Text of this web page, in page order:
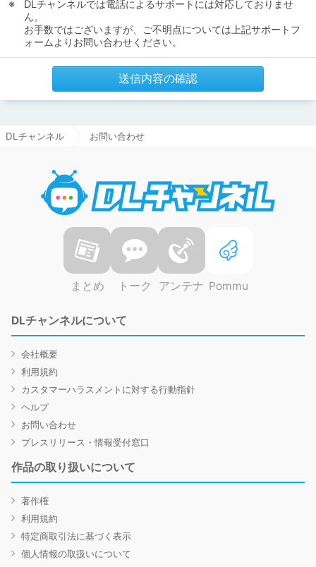
DLチャンネルでは電話によるサポートには対応しておりませ
ん。
お手数ではございますが、ご不明点については上記サポートフ
ォームよりお問い合わせください。
送信内容の確認
DLチャンネル お問い合わせ
まとめ トーク アンテナ Pommu
DLチャンネルについて
会社概要
利用規約
カスタマーハラスメントに対する行動指針
ヘルプ
お問い合わせ
プレスリリース・情報受付窓口
作品の取り扱いについて
著作権
利用規約
特定商取引法に基づく表示
個人情報の取扱いについて